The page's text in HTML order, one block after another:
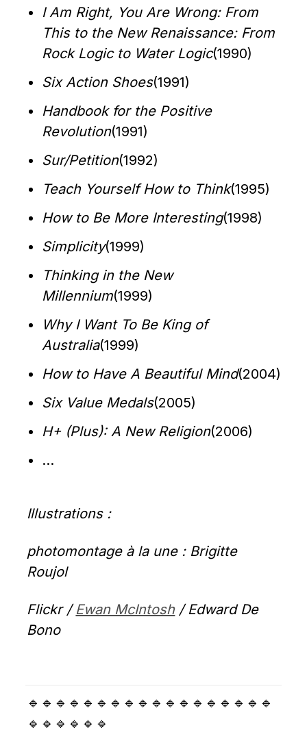
I Am Right, You Are Wrong: From
This to the New Renaissance: From
Rock Logic to Water Logic(1990)
Six Action Shoes(1991)
Handbook for the Positive
Revolution(1991)
Sur/Petition(1992)
Teach Yourself How to Think(1995)
How to Be More Interesting(1998)
Simplicity(1999)
Thinking in the New
Millennium(1999)
Why I Want To Be King of
Australia(1999)
How to Have A Beautiful Mind(2004)
Six Value Medals(2005)
H+ (Plus): A New Religion(2006)
…
Illustrations :
photomontage à la une : Brigitte
Roujol
Flickr / Ewan McIntosh / Edward De
Bono
🔹🔹🔹🔹🔹🔹🔹🔹🔹🔹🔹🔹🔹🔹🔹🔹🔹🔹
🔹🔹🔹🔹🔹🔹